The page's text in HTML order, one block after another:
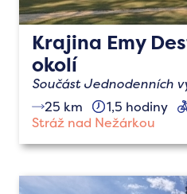
Krajina Emy
okolí
Součást Jednodenních
25 km
1,5 hodiny
Stráž nad Nežárkou